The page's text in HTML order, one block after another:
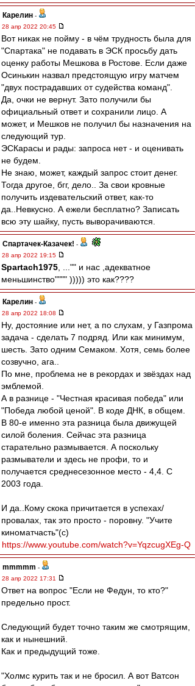
Карелин -
28 апр 2022 20:45
Вот никак не пойму - в чём трудность была для
"Спартака" не подавать в ЭСК просьбу дать
оценку работы Мешкова в Ростове. Если даже
Осинькин назвал предстоящую игру матчем
"двух пострадавших от судейства команд".
Да, очки не вернут. Зато получили бы
официальный ответ и сохранили лицо. А
может, и Мешков не получил бы назначения на
следующий тур.
ЭСКарасы и рады: запроса нет - и оценивать
не будем.
Не знаю, может, каждый запрос стоит денег.
Тогда другое, бгг, дело.. За свои кровные
получить издевательский ответ, как-то
да..Невкусно. А ежели бесплатно? Записать
всю эту шайку, пусть выворачиваются.
Спартачек-Казачек! -
28 апр 2022 19:15
Spartach1975 , ..."" и нас ,адекватное
меньшинство"""" ))))) это как????
Карелин -
28 апр 2022 18:08
Ну, достояние или нет, а по слухам, у Газпрома
задача - сделать 7 подряд. Или как минимум,
шесть. Зато одним Семаком. Хотя, семь более
созвучно, ага..
По мне, проблема не в рекордах и звёздах над
эмблемой.
А в разнице - "Честная красивая победа" или
"Победа любой ценой". В коде ДНК, в общем.
В 80-е именно эта разница была движущей
силой боления. Сейчас эта разница
старательно размывается. А поскольку
размыватели и здесь не профи, то и
получается среднесезонное место - 4,4. С
2003 года.
И да..Кому скока причитается в успехах/
провалах, так это просто - поровну. "Учите
киноматчасть"(с)
https://www.youtube.com/watch?v=YqzcugXEg-Q
mmmmm -
28 апр 2022 17:31
Ответ на вопрос "Если не Федун, то кто?"
предельно прост.
Следующий будет точно таким же смотрящим,
как и нынешний.
Как и предыдущий тоже.
"Холмс курить так и не бросил. А вот Ватсон